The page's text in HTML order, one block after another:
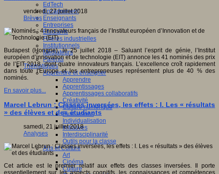
EdTech
Encadrement
Enseignants
Entreprises
Etudiants
Filières industrielles
Institutionnels
Médiateurs
Parents
Thématiques
Apprendre et enseigner
Apprendre
Apprentissages
Apprentissages collaboratifs
Créativité
Culture numérique
Evaluations
Individualisation
Initiatives
Interdisciplinarité
Outils pour la classe
Arts et Culture
Art
Cinéma
Culture
vendredi, 27 juillet 2018
Brèves
Budapest (Hongrie), le 25 juillet 2018 – Saluant l’esprit de génie, l’Institut
européen d’innovation et de technologie (EIT) annonce les 41 nominés des prix
de l’EIT 2018, dont quatre innovateurs français. L’excellence croît rapidement
dans toute l'Europe et les entrepreneuses représentent plus de 40 % des
nominés.
En savoir plus...
Marcel Lebrun : Classes inversées, les effets : I. Les « résultats
» des élèves et des étudiants
samedi, 21 juillet 2018
Analyses
Cet article est le premier relatif aux effets des classes inversées. Il porte
essentiellement sur les aspects cognitifs, les connaissances et compétences